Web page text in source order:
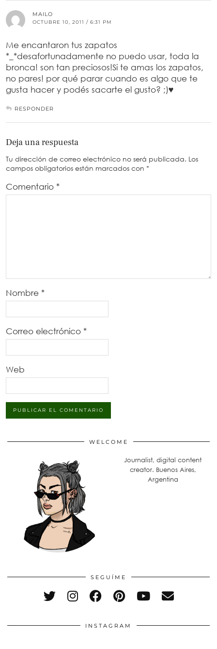
MAILO
OCTUBRE 10, 2011 / 6:31 PM
Me encantaron tus zapatos
*_*desafortunadamente no puedo usar, toda la
bronca! son tan preciosos!Si te amas los zapatos,
no pares! por qué parar cuando es algo que te
gusta hacer y podés sacarte el gusto? ;)♥
RESPONDER
Deja una respuesta
Tu dirección de correo electrónico no será publicada. Los
campos obligatorios están marcados con *
Comentario *
Nombre *
Correo electrónico *
Web
WELCOME
Journalist, digital content
creator. Buenos Aires,
Argentina
SEGUÍME
INSTAGRAM